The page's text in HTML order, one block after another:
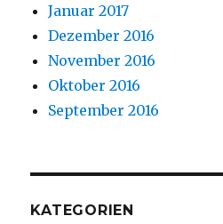
Januar 2017
Dezember 2016
November 2016
Oktober 2016
September 2016
KATEGORIEN